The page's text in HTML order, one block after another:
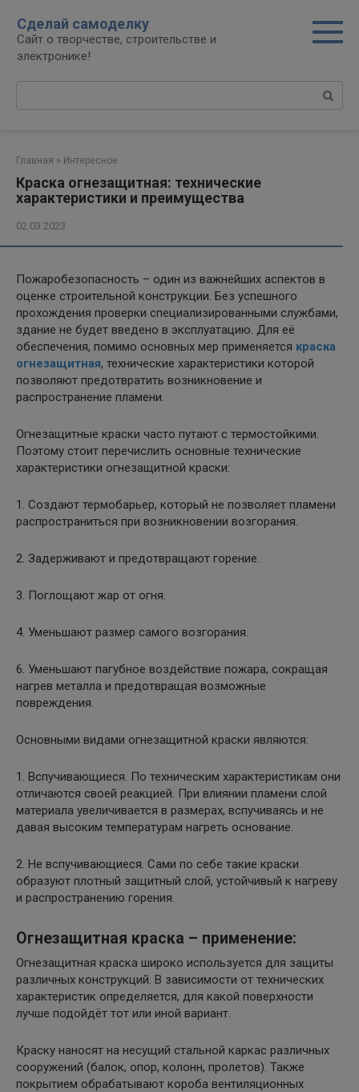
контенту
Сделай самоделку
Сайт о творчестве, строительстве и
электронике!
Главная » Интересное
Краска огнезащитная: технические
характеристики и преимущества
02.03.2023
Пожаробезопасность – один из важнейших аспектов в
оценке строительной конструкции. Без успешного
прохождения проверки специализированными службами,
здание не будет введено в эксплуатацию. Для её
обеспечения, помимо основных мер применяется краска
огнезащитная, технические характеристики которой
позволяют предотвратить возникновение и
распространение пламени.
Огнезащитные краски часто путают с термостойкими.
Поэтому стоит перечислить основные технические
характеристики огнезащитной краски:
1. Создают термобарьер, который не позволяет пламени
распространиться при возникновении возгорания.
2. Задерживают и предотвращают горение.
3. Поглощают жар от огня.
4. Уменьшают размер самого возгорания.
6. Уменьшают пагубное воздействие пожара, сокращая
нагрев металла и предотвращая возможные
повреждения.
Основными видами огнезащитной краски являются:
1. Вспучивающиеся. По техническим характеристикам они
отличаются своей реакцией. При влиянии пламени слой
материала увеличивается в размерах, вспучиваясь и не
давая высоким температурам нагреть основание.
2. Не вспучивающиеся. Сами по себе такие краски
образуют плотный защитный слой, устойчивый к нагреву
и распространению горения.
Огнезащитная краска – применение:
Огнезащитная краска широко используется для защиты
различных конструкций. В зависимости от технических
характеристик определяется, для какой поверхности
лучше подойдёт тот или иной вариант.
Краску наносят на несущий стальной каркас различных
сооружений (балок, опор, колонн, пролетов). Также
покрытием обрабатывают короба вентиляционных